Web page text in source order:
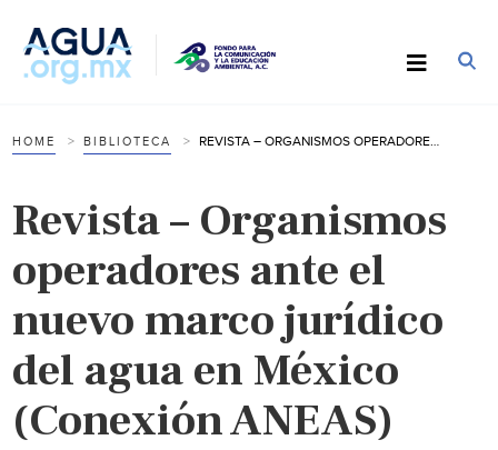
HOME BIBLIOTECA
Revista – Organismos
operadores ante el
nuevo marco jurídico
del agua en México
(Conexión ANEAS)